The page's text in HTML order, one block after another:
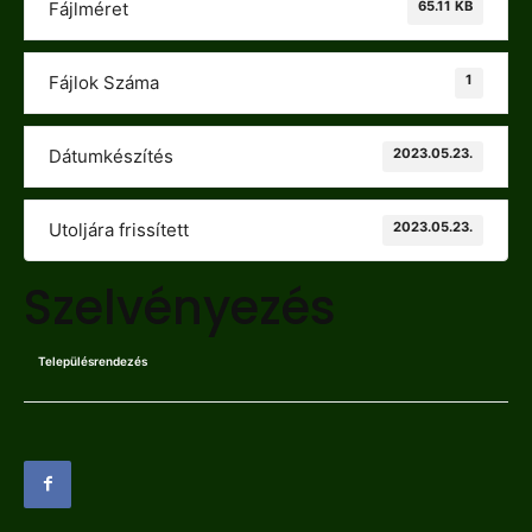
Fájlméret 65.11 KB
Fájlok Száma 1
Dátumkészítés 2023.05.23.
Utoljára frissített 2023.05.23.
Szelvényezés
Településrendezés